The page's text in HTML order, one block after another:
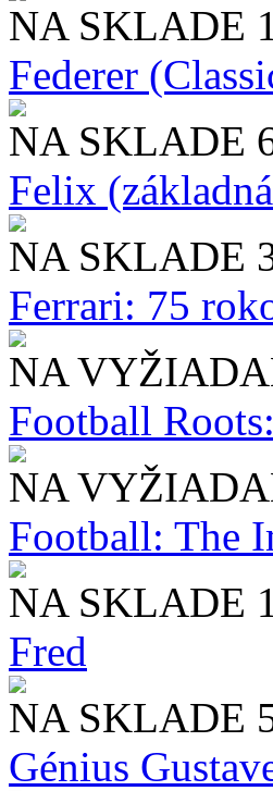
NA SKLADE
Federer
NA SKLADE
Felix
NA SKLADE
Ferrari: 75
NA
Football
NA
Football: The
NA SKLADE
Fred
NA SKLADE
Génius